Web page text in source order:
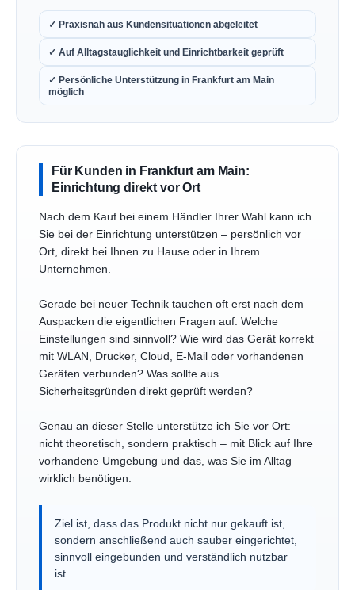
✓ Praxisnah aus Kundensituationen abgeleitet
✓ Auf Alltagstauglichkeit und Einrichtbarkeit geprüft
✓ Persönliche Unterstützung in Frankfurt am Main
möglich
Für Kunden in Frankfurt am Main:
Einrichtung direkt vor Ort
Nach dem Kauf bei einem Händler Ihrer Wahl kann ich
Sie bei der Einrichtung unterstützen – persönlich vor
Ort, direkt bei Ihnen zu Hause oder in Ihrem
Unternehmen.
Gerade bei neuer Technik tauchen oft erst nach dem
Auspacken die eigentlichen Fragen auf: Welche
Einstellungen sind sinnvoll? Wie wird das Gerät korrekt
mit WLAN, Drucker, Cloud, E-Mail oder vorhandenen
Geräten verbunden? Was sollte aus
Sicherheitsgründen direkt geprüft werden?
Genau an dieser Stelle unterstütze ich Sie vor Ort:
nicht theoretisch, sondern praktisch – mit Blick auf Ihre
vorhandene Umgebung und das, was Sie im Alltag
wirklich benötigen.
Ziel ist, dass das Produkt nicht nur gekauft ist,
sondern anschließend auch sauber eingerichtet,
sinnvoll eingebunden und verständlich nutzbar
ist.